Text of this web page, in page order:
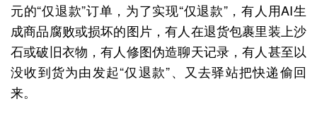
元的“仅退款”订单，为了实现“仅退款”，有人用AI生
成商品腐败或损坏的图片，有人在退货包裹里装上沙
石或破旧衣物，有人修图伪造聊天记录，有人甚至以
没收到货为由发起“仅退款”、又去驿站把快递偷回
来。